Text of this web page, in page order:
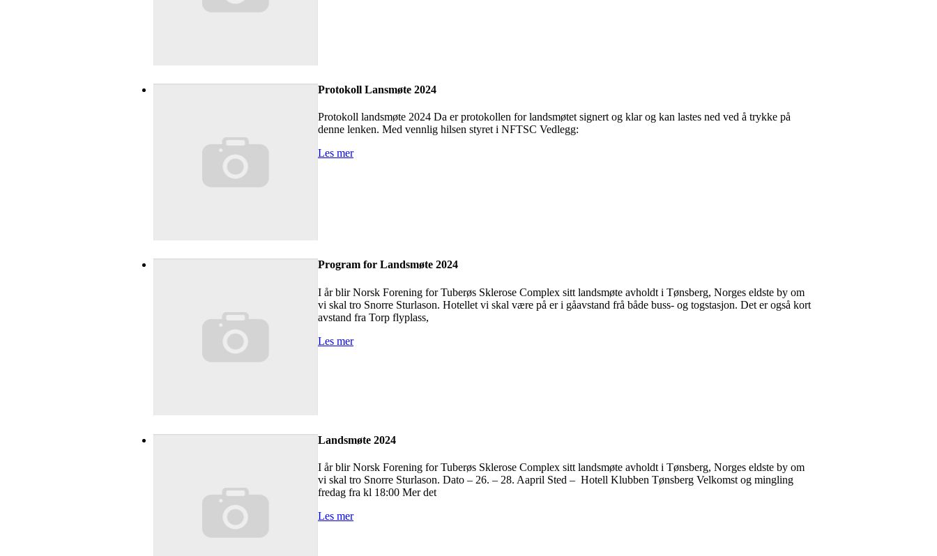
Protokoll Lansmøte 2024
Protokoll landsmøte 2024 Da er protokollen for landsmøtet signert og klar og kan lastes ned ved å trykke på
denne lenken. Med vennlig hilsen styret i NFTSC Vedlegg:
Les mer
Program for Landsmøte 2024
I år blir Norsk Forening for Tuberøs Sklerose Complex sitt landsmøte avholdt i Tønsberg, Norges eldste by om
vi skal tro Snorre Sturlason. Hotellet vi skal være på er i gåavstand frå både buss- og togstasjon. Det er også kort
avstand fra Torp flyplass,
Les mer
Landsmøte 2024
I år blir Norsk Forening for Tuberøs Sklerose Complex sitt landsmøte avholdt i Tønsberg, Norges eldste by om
vi skal tro Snorre Sturlason. Dato – 26. – 28. Aapril Sted – Hotell Klubben Tønsberg Velkomst og mingling
fredag fra kl 18:00 Mer det
Les mer